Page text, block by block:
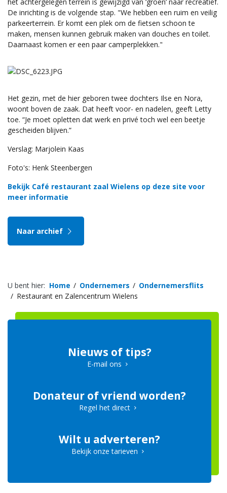
De inrichting is de volgende stap. "We hebben een ruim en veilig
parkeerterrein. Er komt een plek om de fietsen schoon te
maken, mensen kunnen gebruik maken van douches en toilet.
Daarnaast komen er een paar camperplekken."
Het gezin, met de hier geboren twee dochters Ilse en Nora,
woont boven de zaak. Dat heeft voor- en nadelen, geeft Letty
toe. “Je moet opletten dat werk en privé toch wel een beetje
gescheiden blijven.”
Verslag: Marjolein Kaas
Foto's: Henk Steenbergen
Bekijk Café restaurant zaal Wielens op deze site voor
meer informatie
Naar archief
U bent hier: Home Ondernemers
Ondernemersflits
Restaurant en Zalencentrum Wielens
Nieuws of tips?
E-mail ons
Donateur of vriend worden?
Regel het direct
Wilt u adverteren?
Bekijk onze tarieven